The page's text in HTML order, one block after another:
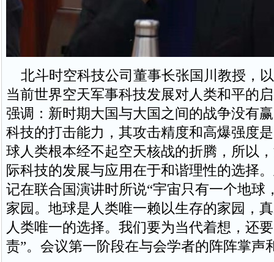
北斗时空科技公司董事长张国川教授，
当前世界空天军事科技发展对人类和平的
强调：新时期大国与大国之间的战争没有
科技的打击能力，其攻击精度和高爆强度
球人类根本经不起空天核战的折腾，所以
际科技的发展与应用在于和谐理性的选择
记在联合国演讲时所说“宇宙只有一个地球
家园。地球是人类唯一赖以生存的家园，
人类唯一的选择。我们要为当代着想，还
责”。会议第一阶段在与会学者的阵阵掌声